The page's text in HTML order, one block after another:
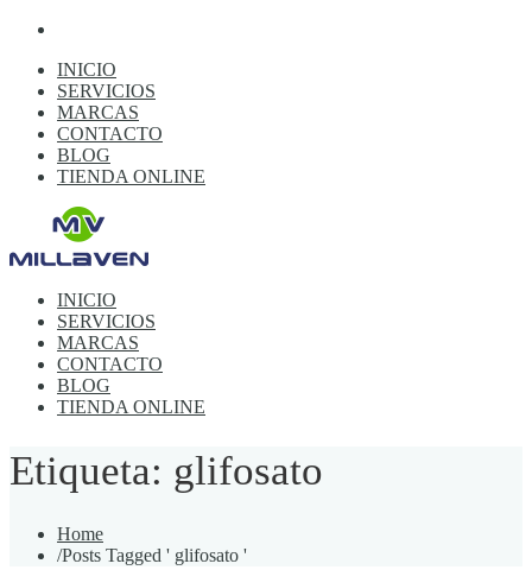
INICIO
SERVICIOS
MARCAS
CONTACTO
BLOG
TIENDA ONLINE
INICIO
SERVICIOS
MARCAS
CONTACTO
BLOG
TIENDA ONLINE
Etiqueta: glifosato
Home
/Posts Tagged ' glifosato '